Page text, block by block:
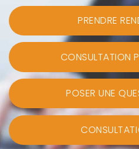
PRENDRE
CONSULTATION
POSER UNE